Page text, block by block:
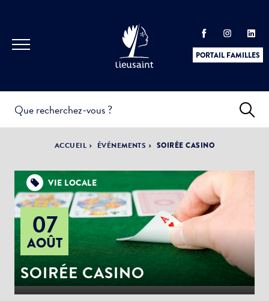
PORTAIL FAMILLES
PRATIQUES &
DÉMARCHES
ACTUALITÉS &
ÉVÈNEMENTS
LA VILLE
DÉMOCRATIE
PARTICIPATIVE
ACCUEIL ÉVÉNEMENTS SOIRÉE CASINO
VIE LOCALE
07
AOÛT
SOIRÉE CASINO